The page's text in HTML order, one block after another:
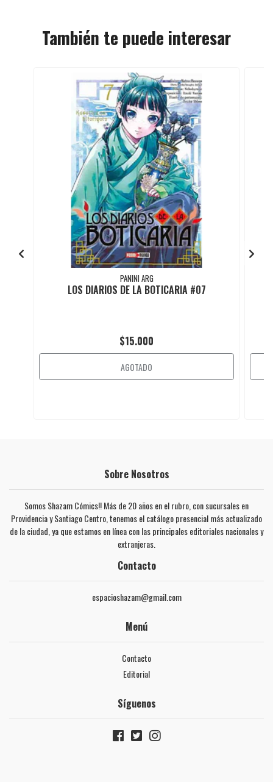
También te puede interesar
PANINI ARG
LOS DIARIOS DE LA BOTICARIA #07
$15.000
AGOTADO
Sobre Nosotros
Somos Shazam Cómics!! Más de 20 años en el rubro, con sucursales en
Providencia y Santiago Centro, tenemos el catálogo presencial más actualizado
de la ciudad, ya que estamos en línea con las principales editoriales nacionales y
extranjeras.
Contacto
espacioshazam@gmail.com
Menú
Contacto
Editorial
Síguenos